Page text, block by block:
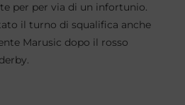
per per via di un infortunio.
il turno di squalifica anche
Marusic dopo il rosso